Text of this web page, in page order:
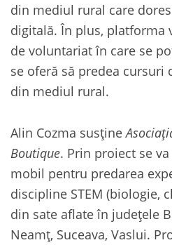
din mediul rural care
digitală. În plus, platforma
de voluntariat în care se
se oferă să predea
din mediul rural.
Alin Cozma susține
Boutique. Prin proiect se
mobil pentru predarea
discipline STEM (biologie,
din sate aflate în judeţele
Neamţ, Suceava, Vaslui.